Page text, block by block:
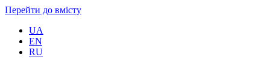
Перейти до вмісту
UA
EN
RU